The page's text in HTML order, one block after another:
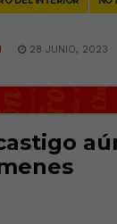
28 JUNIO, 2023